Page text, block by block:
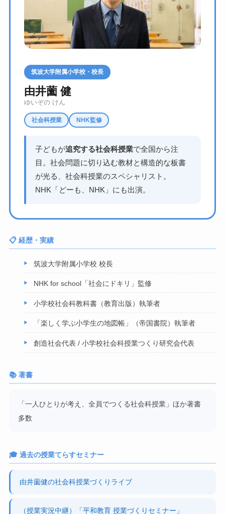
筑波大学附属小学校・校長
由井薗 健
ゆいぞの けん
社会科授業 NHK監修
子どもが追究する社会科授業で全国から注
目。社会問題に切り込む教材と構造的な板書
が光る、社会科授業のスペシャリスト。
NHK「どーも、NHK」にも出演。
📋 経歴・実績
筑波大学附属小学校 校長
NHK for school「社会にドキリ」監修
小学校社会科教科書（教育出版）執筆者
「楽しく学ぶ小学生の地図帳」（帝国書院）執筆者
創造社会代表 / 小学校社会科授業つくり研究会代表
📚 著書
「一人ひとりが考え、全員でつくる社会科授業」ほか著書
多数
🎓 過去の授業てらすセミナー
由井薗健の社会科授業づくりライブ
（授業実況中継）「平和教育 授業づくりセミナー」